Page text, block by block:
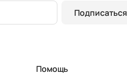
Подписаться
Помощь